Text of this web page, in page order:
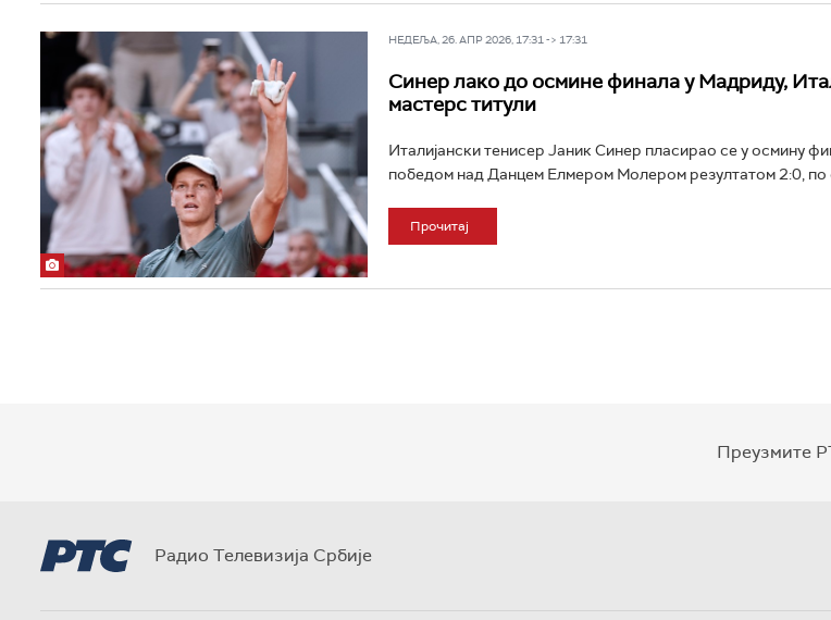
НЕДЕЉА, 26. АПР 2026, 17:31 -> 17:31
Синер лако до осмине финала у Мадриду,
мастерс титули
Италијански тенисер Јаник Синер пласирао се у осмину
победом над Данцем Елмером Молером резултатом 2:0, по
Прочитај
Преузмите
Радио Телевизија Србије